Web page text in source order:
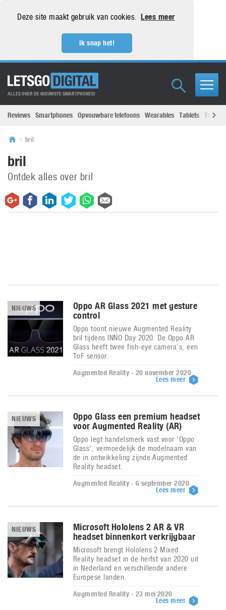
Deze site maakt gebruik van cookies. Lees meer
Ik snap het!
ALLES OVER DE NIEUWSTE SMARTPHONES!
Reviews Smartphones Opvouwbare telefoons Wearables Tablets
bril
bril
Ontdek alles over bril
NIEUWS
Oppo AR Glass 2021 met gesture
control
Oppo toont nieuwe Augmented Reality
bril tijdens INNO Day 2020. De Oppo AR
Glass heeft twee fish-eye camera’s, een
ToF sensor.
Augmented Reality - 20 november 2020
Lees meer
NIEUWS
Oppo Glass een premium headset
voor Augmented Reality (AR)
Oppo legt handelsmerk vast voor 'Oppo
Glass', vermoedelijk de modelnaam van
de in ontwikkeling zijnde Augmented
Reality headset.
Augmented Reality - 6 september 2020
Lees meer
NIEUWS
Microsoft Hololens 2 AR & VR
headset binnenkort verkrijgbaar
Microsoft brengt Hololens 2 Mixed
Reality headset in de herfst van 2020 uit
in Nederland en verschillende andere
Europese landen.
Augmented Reality - 23 mei 2020
Lees meer